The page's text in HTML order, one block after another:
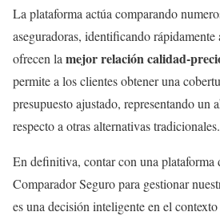
La plataforma actúa comparando
aseguradoras, identificando
ofrecen lamejor relación calidad-
permite a los clientes obtener una
presupuesto ajustado, representando un
respecto a otras alternativas tradicionales.
En definitiva, contar con una
Comparador Seguro para gestionar
es una decisión inteligente en el